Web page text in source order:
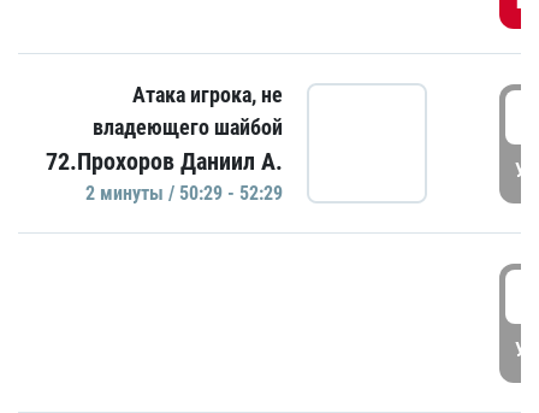
Атака игрока, не
владеющего шайбой
72.Прохоров Даниил А.
2 минуты / 50:29 - 52:29